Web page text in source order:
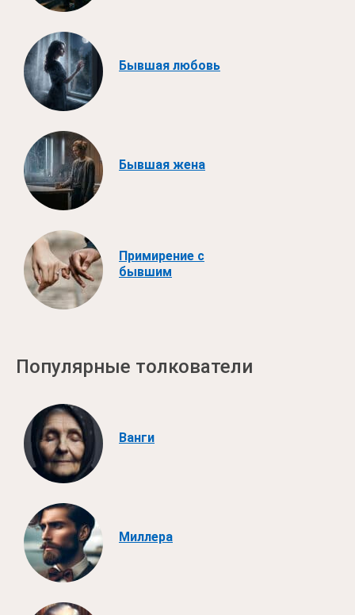
Бывшая любовь
Бывшая жена
Примирение с
бывшим
Популярные толкователи
Ванги
Миллера